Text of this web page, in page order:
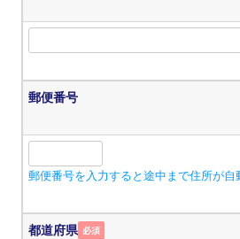
郵便番号
郵便番号を入力すると途中まで住所が自
都道府県 必須